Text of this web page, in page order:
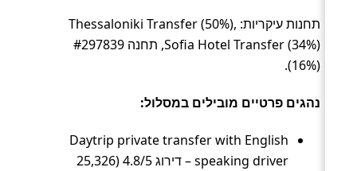
תחנות עיקריות: Thessaloniki Transfer (50%),
Sofia Hotel Transfer (34%), תחנה #297839
(16%).
נהגים פרטיים מובילים במסלול:
Daytrip private transfer with English
speaking driver – דירוג 4.8/5 (25,326